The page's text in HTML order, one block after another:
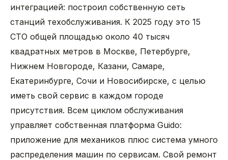
интеграцией: построил собственную сеть
станций техобслуживания. К 2025 году это 15
СТО общей площадью около 40 тысяч
квадратных метров в Москве, Петербурге,
Нижнем Новгороде, Казани, Самаре,
Екатеринбурге, Сочи и Новосибирске, с целью
иметь свой сервис в каждом городе
присутствия. Всем циклом обслуживания
управляет собственная платформа Guido:
приложение для механиков плюс система умного
распределения машин по сервисам. Свой ремонт